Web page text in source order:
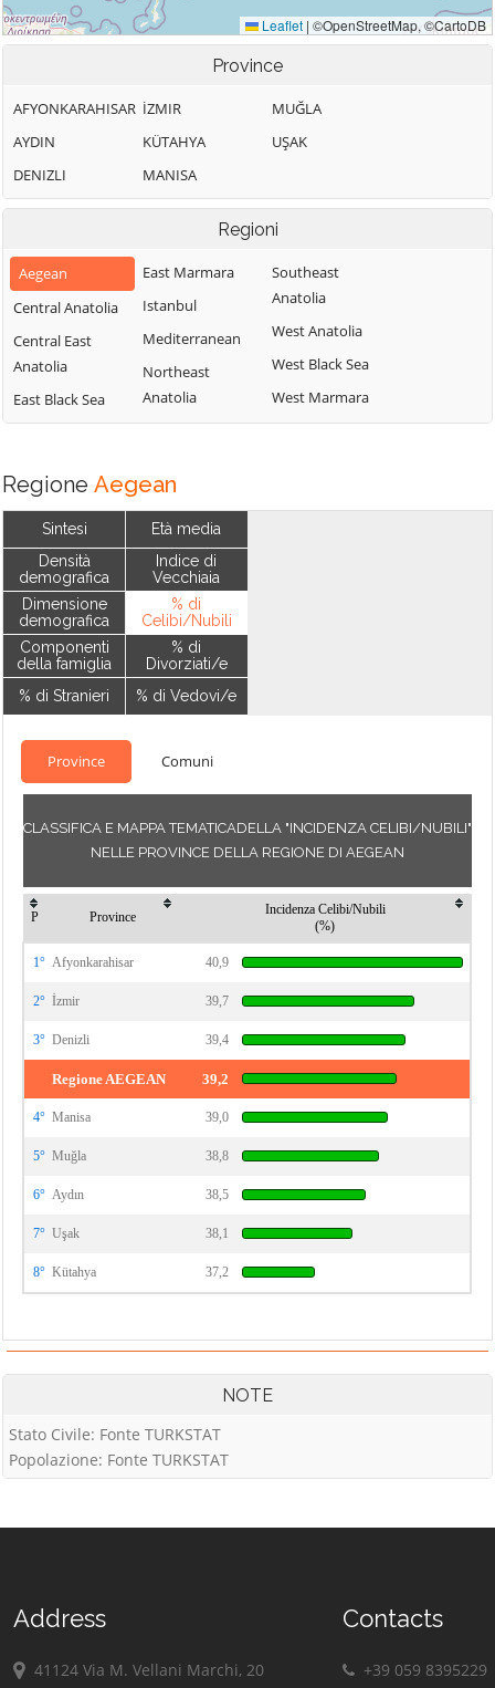
Province
AFYONKARAHISAR
AYDIN
DENIZLI
İZMIR
KÜTAHYA
MANISA
MUĞLA
UŞAK
Regioni
Aegean
Central Anatolia
Central East
Anatolia
East Black Sea
East Marmara
Istanbul
Mediterranean
Northeast
Anatolia
Southeast
Anatolia
West Anatolia
West Black Sea
West Marmara
Regione Aegean
Sintesi
Densità
demografica
Dimensione
demografica
Componenti
della famiglia
% di Stranieri
Età media
Indice di
Vecchiaia
% di
Celibi/Nubili
% di
Divorziati/e
% di Vedovi/e
Province Comuni
CLASSIFICA E MAPPA TEMATICADELLA "INCIDENZA CELIBI/NUBILI"
NELLE PROVINCE DELLA REGIONE DI AEGEAN
P Province
Incidenza Celibi/Nubili
(%)
1° Afyonkarahisar 40,9
2° İzmir 39,7
3° Denizli 39,4
Regione AEGEAN 39,2
4° Manisa 39,0
5° Muğla 38,8
6° Aydın 38,5
7° Uşak 38,1
8° Kütahya 37,2
NOTE
Stato Civile: Fonte TURKSTAT
Popolazione: Fonte TURKSTAT
Address
41124 Via M. Vellani Marchi, 20
Contacts
+39 059 8395229